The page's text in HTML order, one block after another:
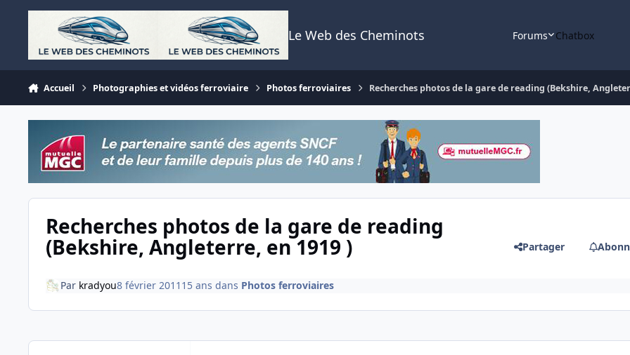
Aller au contenu
Le Web des Cheminots Forums Chatbox
Accueil Photographies et vidéos ferroviaire Photos ferroviaires Recherches photos de la gare de reading (Bekshire,
Recherches photos de la gare de reading
(Bekshire, Angleterre, en 1919 ) Partager
Par kradyou8 février 2011 15 ans dans Photos ferroviaires